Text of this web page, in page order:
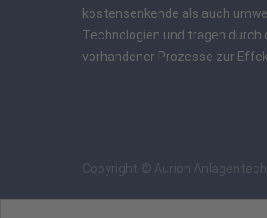
kostensenkende als auch
Technologien und tragen durch
vorhandener Prozesse zur
Copyright © Aurion